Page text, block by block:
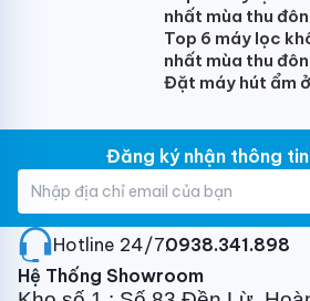
Điểm nổi bật củaGree BD12CI là
Hạn chế bật/tắt máy liên tục
Giải pháp tiết kiệm chi phí điện
nhất mùa thu
Top 6 máy lọc
nhất mùa thu
Đặt máy hút ẩm
Đăng ký nhận thông
Hotline 24/7:0938.341.898
Hệ Thống Showroom